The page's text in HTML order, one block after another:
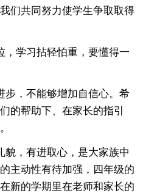
们共同努力使学生争取取得
，学习拈轻怕重，要懂得一
步，不能够增加自信心。希
的帮助下、在家长的指引
貌，有进取心，是大家族中
主动性有待加强，四年级的
新的学期里在老师和家长的